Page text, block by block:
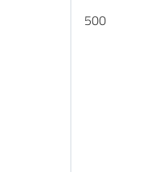
500